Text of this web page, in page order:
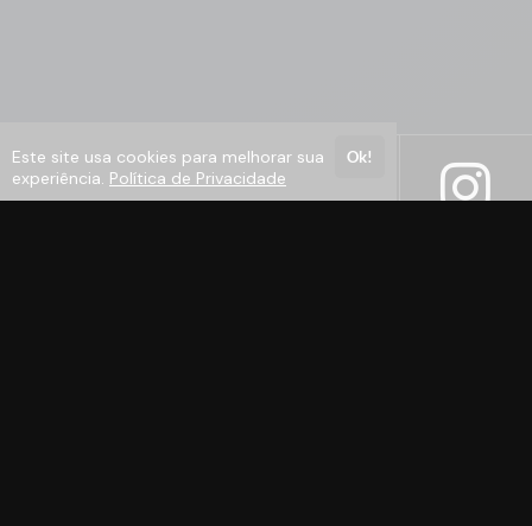
Este site usa cookies para melhorar sua
experiência. Política de Privacidade
Ok!